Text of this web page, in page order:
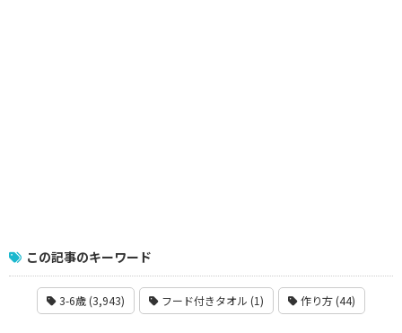
この記事のキーワード
3-6歳 (3,943) フード付きタオル (1) 作り方 (44)